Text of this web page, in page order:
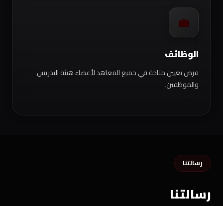
💼
الوظائف
فرص تعيين متاحة في جميع المعاهد لأعضاء هيئة التدريس
والموظفين.
رسالتنا
رسالتنا